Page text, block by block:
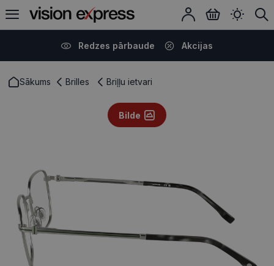
Redzes pārbaude Akcijas
Sākums Brilles Briļļu ietvari
Bilde